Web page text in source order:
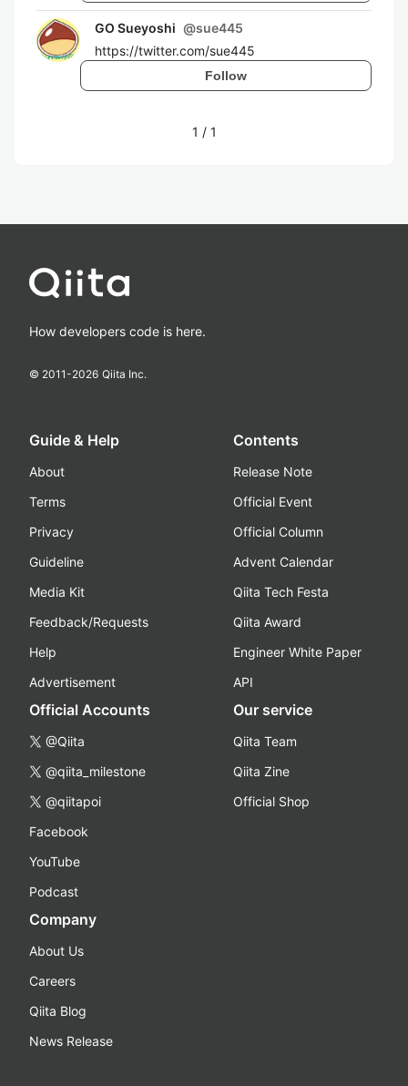
GO Sueyoshi @sue445
https://twitter.com/sue445
Follow
1 / 1
How developers code is here.
© 2011-2026 Qiita Inc.
Guide & Help
About
Terms
Privacy
Guideline
Media Kit
Feedback/Requests
Help
Advertisement
Contents
Release Note
Official Event
Official Column
Advent Calendar
Qiita Tech Festa
Qiita Award
Engineer White Paper
API
Official Accounts
@Qiita
@qiita_milestone
@qiitapoi
Facebook
YouTube
Podcast
Our service
Qiita Team
Qiita Zine
Official Shop
Company
About Us
Careers
Qiita Blog
News Release